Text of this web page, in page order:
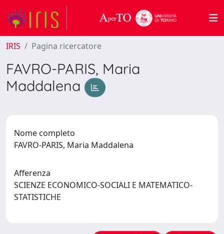
IRIS Pagina ricercatore
FAVRO-PARIS, Maria
Maddalena
Nome completo
FAVRO-PARIS, Maria Maddalena
Afferenza
SCIENZE ECONOMICO-SOCIALI E MATEMATICO-
STATISTICHE